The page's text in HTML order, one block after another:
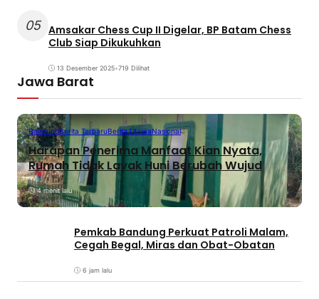
05 Amsakar Chess Cup II Digelar, BP Batam Chess
Club Siap Dikukuhkan
13 Desember 2025•719 Dilihat
Jawa Barat
BandungBerita TerbaruBerita UtamaNasional
Harapan Penerima Manfaat Kian Nyata,
Rumah Tidak Layak Huni Berubah Wujud
4 menit lalu
Pemkab Bandung Perkuat Patroli Malam,
Cegah Begal, Miras dan Obat-Obatan
6 jam lalu